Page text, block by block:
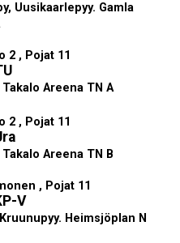
Uusikaarlepyy. Gamla
2 , Pojat 11
Takalo Areena TN A
2 , Pojat 11
Takalo Areena TN B
, Pojat 11
V
Heimsjöplan N